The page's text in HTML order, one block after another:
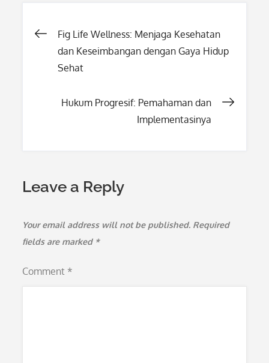
Post
navigation
Fig Life Wellness: Menjaga Kesehatan
dan Keseimbangan dengan Gaya Hidup
Sehat
Hukum Progresif: Pemahaman dan
Implementasinya
Leave a Reply
Your email address will not be published. Required
fields are marked *
Comment *